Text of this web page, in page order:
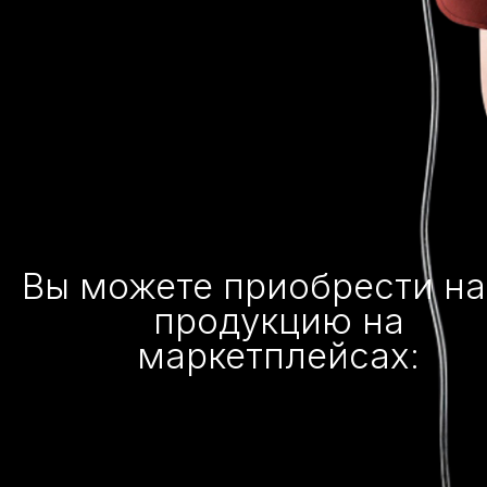
Вы можете приобрести
продукцию на
маркетплейсах: